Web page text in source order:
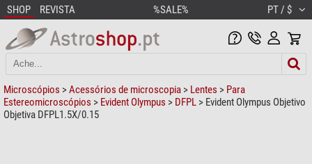
SHOP REVISTA %SALE% PT / $
Microscópios >Acessórios de microscopia > Lentes > Para
Estereomicroscópios > Evident Olympus > DFPL > Evident Olympus Objetivo
Objetiva DFPL1.5X/0.15